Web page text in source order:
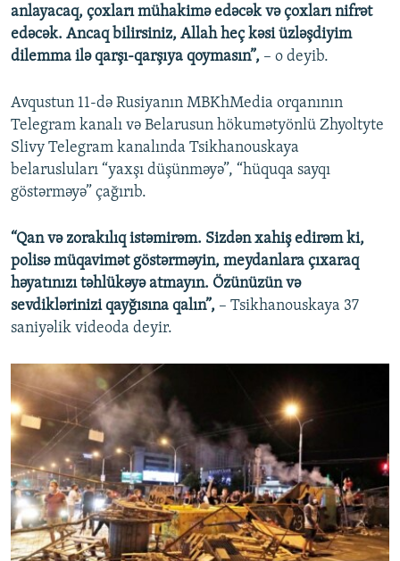
anlayacaq, çoxları mühakimə edəcək və çoxları nifrət
edəcək. Ancaq bilirsiniz, Allah heç kəsi üzləşdiyim
dilemma ilə qarşı-qarşıya qoymasın”, – o deyib.
Avqustun 11-də Rusiyanın MBKhMedia orqanının
Telegram kanalı və Belarusun hökumətyönlü Zhyoltyte
Slivy Telegram kanalında Tsikhanouskaya
belarusluları “yaxşı düşünməyə”, “hüquqa sayqı
göstərməyə” çağırıb.
“Qan və zorakılıq istəmirəm. Sizdən xahiş edirəm ki,
polisə müqavimət göstərməyin, meydanlara çıxaraq
həyatınızı təhlükəyə atmayın. Özünüzün və
sevdiklərinizi qayğısına qalın”, – Tsikhanouskaya 37
saniyəlik videoda deyir.